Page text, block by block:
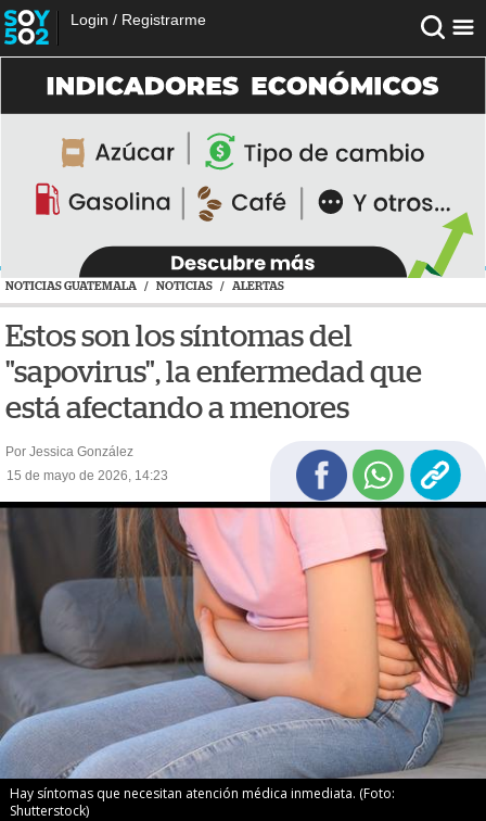
Login / Registrarme
NOTICIAS GUATEMALA / NOTICIAS / ALERTAS
Estos son los síntomas del
"sapovirus", la enfermedad que
está afectando a menores
Por Jessica González
15 de mayo de 2026, 14:23
Hay síntomas que necesitan atención médica inmediata. (Foto:
Shutterstock)